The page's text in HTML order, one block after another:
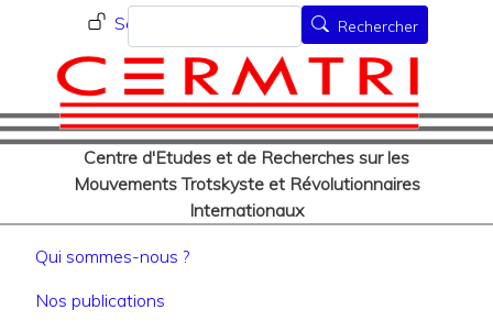
au
contenu
principal
Menu du compte de
Se connecter
Centre d'Etudes et de Recherches sur les
Mouvements Trotskyste et Révolutionnaires
Internationaux
Rechercher Rechercher
Navigation principale
Qui sommes-nous ?
Nos publications